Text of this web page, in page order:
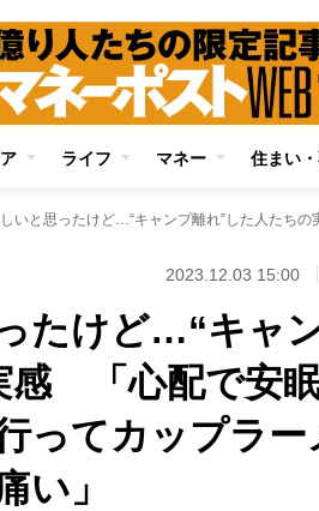
ライフ マネー 住まい
2023.12.03 15:00
たけど…“キャ
感 「心配で安
ってカップラ
い」